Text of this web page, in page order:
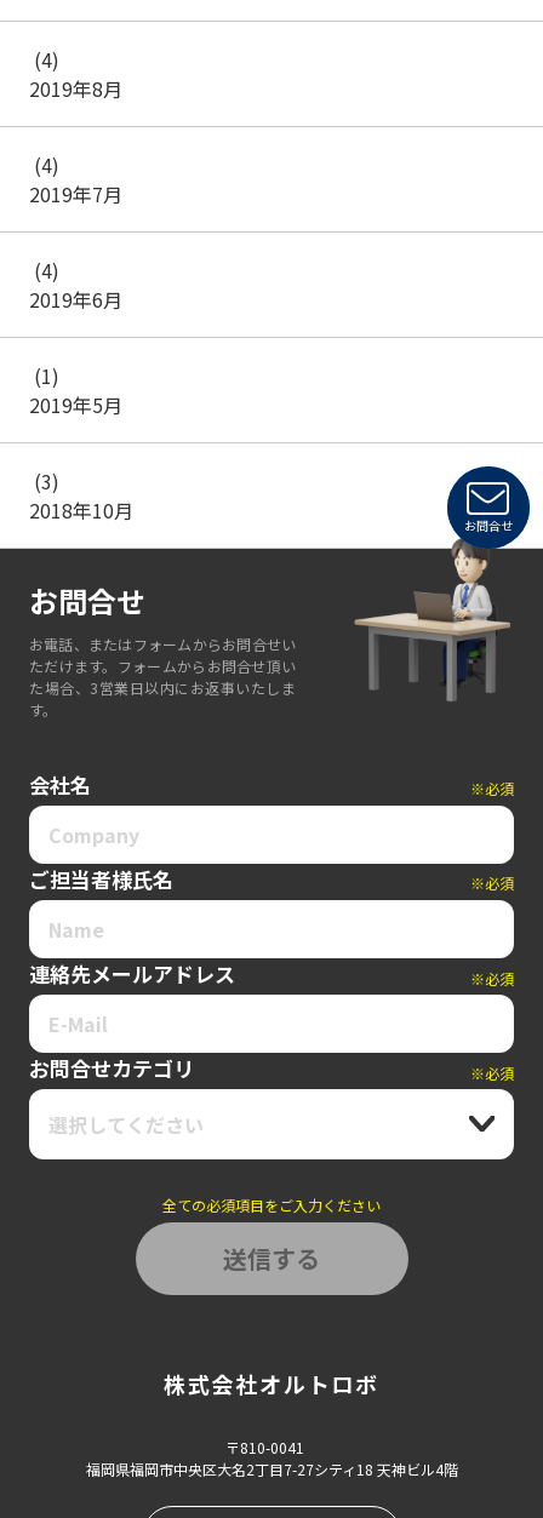
2019年8月
(4)
2019年7月
(4)
2019年6月
(4)
2019年5月
(1)
2018年10月
(3)
お問合せ
お問合せ
お電話、またはフォームからお問合せい
ただけます。フォームからお問合せ頂い
た場合、3営業日以内にお返事いたしま
す。
会社名 ※必須
ご担当者様氏名 ※必須
連絡先メールアドレス ※必須
お問合せカテゴリ ※必須
選択してください
全ての必須項目をご入力ください
株式会社オルトロボ
〒810-0041
福岡県福岡市中央区大名2丁目7-27シティ18 天神ビル4階